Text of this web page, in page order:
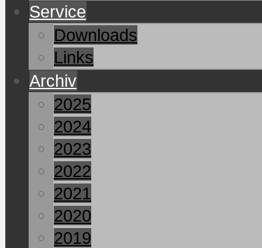
Service
Downloads
Links
Archiv
2025
2024
2023
2022
2021
2020
2019